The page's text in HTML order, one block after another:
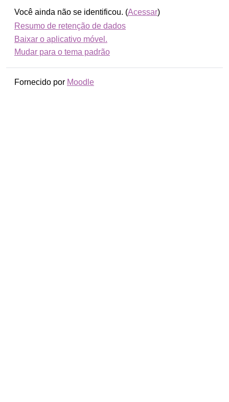
Você ainda não se identificou. (Acessar)
Resumo de retenção de dados
Baixar o aplicativo móvel.
Mudar para o tema padrão
Fornecido por Moodle